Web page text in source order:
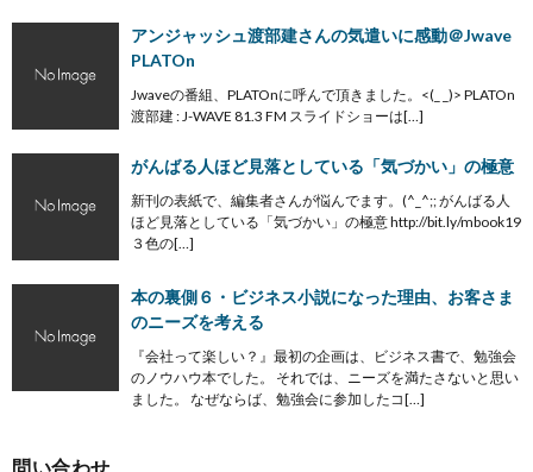
アンジャッシュ渡部建さんの気遣いに感動＠Jwave
PLATOn
Jwaveの番組、PLATOnに呼んで頂きました。<(_ _)> PLATOn
渡部建 : J-WAVE 81.3 FM スライドショーは[…]
がんばる人ほど見落としている「気づかい」の極意
新刊の表紙で、編集者さんが悩んでます。(^_^;; がんばる人
ほど見落としている「気づかい」の極意 http://bit.ly/mbook19
３色の[…]
本の裏側６・ビジネス小説になった理由、お客さま
のニーズを考える
『会社って楽しい？』最初の企画は、ビジネス書で、勉強会
のノウハウ本でした。 それでは、ニーズを満たさないと思い
ました。 なぜならば、勉強会に参加したコ[…]
問い合わせ